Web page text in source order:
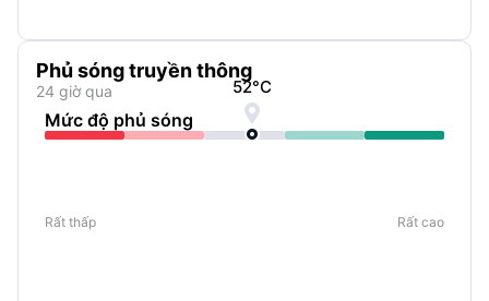
Phủ sóng truyền thông
24 giờ qua
Mức độ phủ sóng
52°C

Rất thấp Rất cao